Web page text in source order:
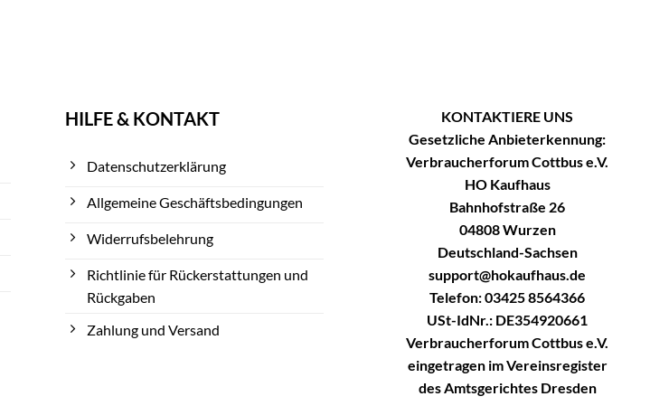
HILFE & KONTAKT
Datenschutzerklärung
Allgemeine Geschäftsbedingungen
Widerrufsbelehrung
Richtlinie für Rückerstattungen und
Rückgaben
Zahlung und Versand
KONTAKTIERE UNS
Gesetzliche Anbieterkennung:
Verbraucherforum Cottbus e.V.
HO Kaufhaus
Bahnhofstraße 26
04808 Wurzen
Deutschland-Sachsen
support@hokaufhaus.de
Telefon: 03425 8564366
USt-IdNr.: DE354920661
Verbraucherforum Cottbus e.V.
eingetragen im Vereinsregister
des Amtsgerichtes Dresden